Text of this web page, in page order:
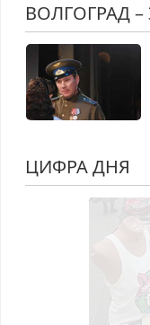
ВОЛГОГРАД –
ЦИФРА ДНЯ